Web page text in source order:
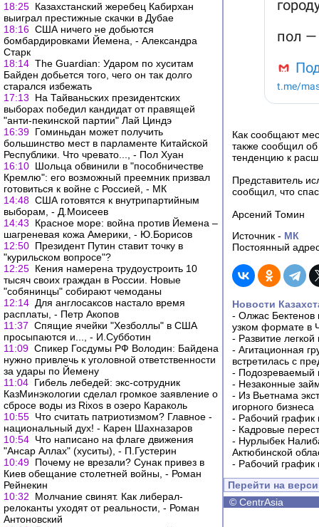
18:25 Казахстанский жеребец Кабирхан
выиграл престижные скачки в Дубае
18:16 США ничего не добьются
бомбардировками Йемена, - Александра
Старк
18:14 The Guardian: Ударом по хуситам
Байден добьется того, чего он так долго
старался избежать
17:13
На Тайваньских президентских
выборах победил кандидат от правящей
"анти-пекинской партии" Лай Циндэ
16:39 Гоминьдан может получить
большинство мест в парламенте Китайской
Республики. Что чревато..., - Пол Хуан
16:10 Шольца обвинили в "пособничестве
Кремлю": его возможный преемник призвал
готовиться к войне с Россией, - МК
14:48 США готовятся к внутрипартийным
выборам, - Д.Моисеев
14:43
Красное море: война против Йемена –
шагреневая кожа Америки, - Ю.Борисов
12:50 Президент Путин ставит точку в
"курильском вопросе"?
12:25 Кения намерена трудоустроить 10
тысяч своих граждан в России. Новые
"собянинцы" собирают чемоданы
12:14 Для англосаксов настало время
расплаты, - Петр Акопов
11:37 Спящие ячейки "Хезболлы" в США
просыпаются и..., - И.Субботин
11:09 Спикер Госдумы РФ Володин: Байдена
нужно привлечь к уголовной ответственности
за удары по Йемену
11:04 Гибель лебедей: экс-сотрудник
КазМинэкологии сделал громкое заявление о
сбросе воды из Rixos в озеро Караколь
10:55 Что считать патриотизмом? Главное -
национальный дух! - Карен Шахназаров
10:54 Что написано на флаге движения
"Ансар Аллах" (хуситы), - П.Густерин
10:49 Почему не врезали? Сунак привез в
Киев обещание столетней войны, - Роман
Рейнекин
10:32
Молчание свинят. Как либерал-
релоканты уходят от реальности, - Роман
Антоновский
Как сообщают
также сообщил
тенденцию к
Представитель
сообщил, что
Арсений Томин
Источник - МК
Постоянный
Новости
- Олжас Бектенов
узком формате в
- Развитие
- Агитационная
встретилась с
- Подозреваемый
- Незаконные
- Из Вьетнама
игорного бизнеса
- Рабочий график
- Кадровые
- Нурлыбек
Актюбинской
- Рабочий график
Перейти на
© CentrAsia